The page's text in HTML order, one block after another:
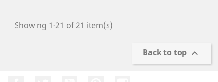
Showing 1-21 of 21 item(s)
Back to top 